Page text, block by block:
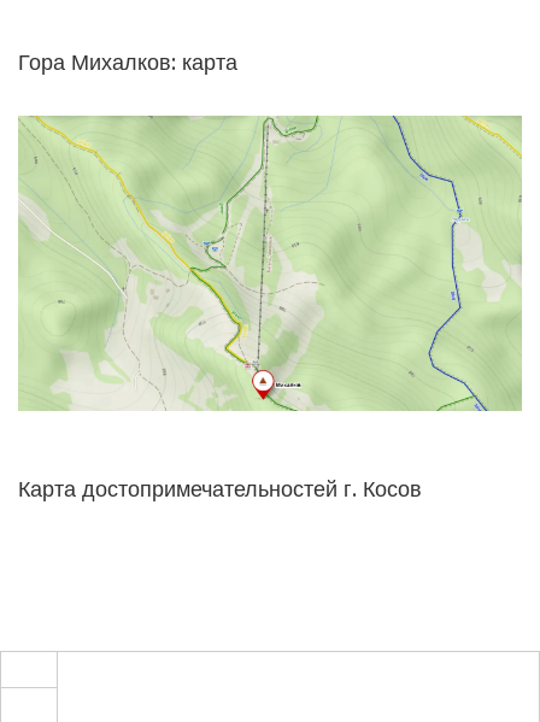
Гора Михалков: карта
Карта достопримечательностей г. Косов